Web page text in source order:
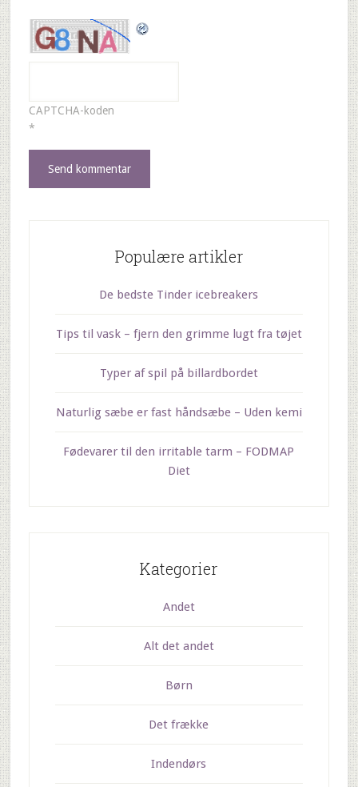
CAPTCHA-koden
*
Populære artikler
De bedste Tinder icebreakers
Tips til vask – fjern den grimme lugt fra tøjet
Typer af spil på billardbordet
Naturlig sæbe er fast håndsæbe – Uden kemi
Fødevarer til den irritable tarm – FODMAP
Diet
Kategorier
Andet
Alt det andet
Børn
Det frække
Indendørs